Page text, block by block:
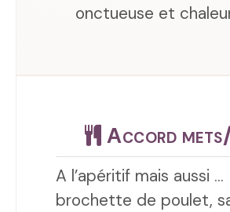
onctueuse et
Accord
A l’apéritif mais aussi ...
brochette de poulet,